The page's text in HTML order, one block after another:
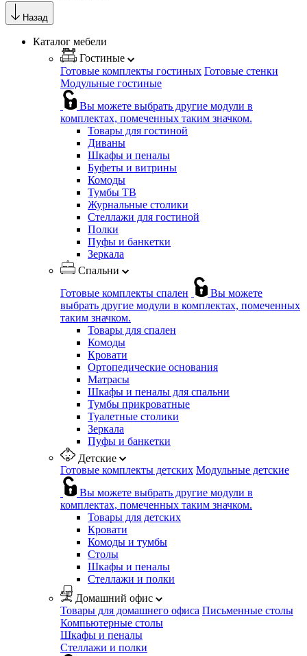
Назад
Каталог мебели
Гостиные
Готовые комплекты гостиных Готовые стенки
Модульные гостиные
Вы можете выбрать другие модули в
комплектах, помеченных таким значком.
Товары для гостиной
Диваны
Шкафы и пеналы
Буфеты и витрины
Комоды
Тумбы ТВ
Журнальные столики
Стеллажи для гостиной
Полки
Пуфы и банкетки
Зеркала
Спальни
Готовые комплекты спален
Вы можете
выбрать другие модули в комплектах, помеченных
таким значком.
Товары для спален
Комоды
Кровати
Ортопедические основания
Матрасы
Шкафы и пеналы для спальни
Тумбы прикроватные
Туалетные столики
Зеркала
Пуфы и банкетки
Детские
Готовые комплекты детских Модульные детские
Вы можете выбрать другие модули в
комплектах, помеченных таким значком.
Товары для детских
Кровати
Комоды и тумбы
Столы
Шкафы и пеналы
Стеллажи и полки
Домашний офис
Товары для домашнего офиса Письменные столы
Компьютерные столы
Шкафы и пеналы
Стеллажи и полки